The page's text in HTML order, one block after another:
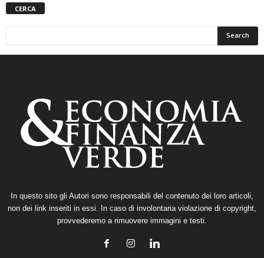
CERCA
In questo sito gli Autori sono responsabili del contenuto dei loro articoli,
non dei link inseriti in essi. In caso di involontaria violazione di copyright,
provvederemo a rimuovere immagini e testi.